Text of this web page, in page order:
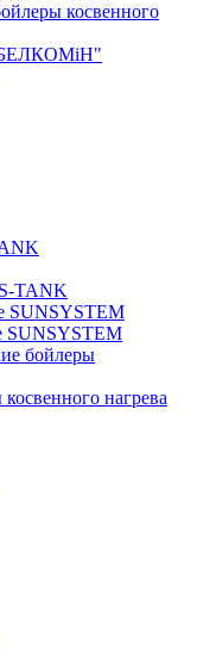
косвенного
"БЕЛКОМiН"
TANK
SUNSYSTEM
SUNSYSTEM
бойлеры
нагрева